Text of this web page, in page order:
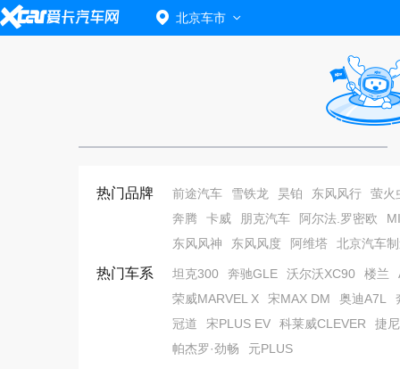
北京车市
热门品牌 前途汽车 雪铁龙 昊铂 东风风行
萤火
奔腾
卡威 朋克汽车 阿尔法.罗密欧
东风风神
东风风度 阿维塔 北京汽车
热门车系 坦克300 奔驰GLE 沃尔沃XC90 楼兰
荣威MARVEL X
宋MAX DM 奥迪A7L
冠道
宋PLUS EV 科莱威CLEVER
捷
帕杰罗·劲畅
元PLUS